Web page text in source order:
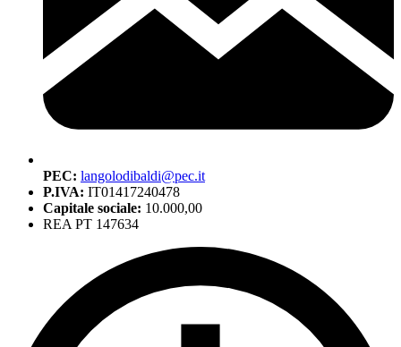
PEC: langolodibaldi@pec.it
P.IVA: IT01417240478
Capitale sociale: 10.000,00
REA PT 147634